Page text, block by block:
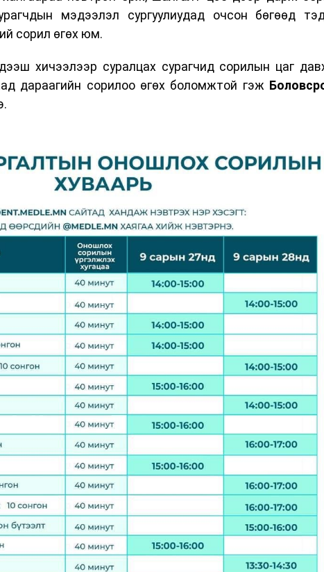
мэдээлэл сургуулиудад очсон бөгөөд
сорил өгөх юм.
хичээлээр суралцах сурагчид сорилын цаг
дараагийн сорилоо өгөх боломжтой гэж